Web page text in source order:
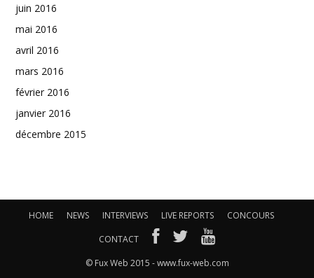
juin 2016
mai 2016
avril 2016
mars 2016
février 2016
janvier 2016
décembre 2015
HOME NEWS INTERVIEWS LIVE REPORTS
CONCOURS
CONTACT
© Fux Web 2015 - www.fux-web.com